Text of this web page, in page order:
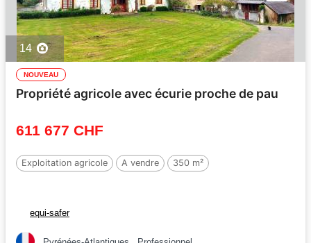
14
NOUVEAU
Propriété agricole avec écurie proche de pau
611 677 CHF
Exploitation agricole A vendre 350 m²
equi-safer